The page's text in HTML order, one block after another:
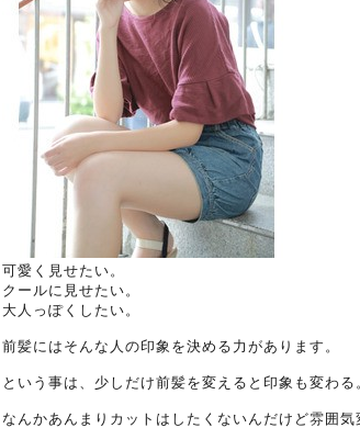
可愛く見せたい。
クールに見せたい。
大人っぽくしたい。
前髪にはそんな人の印象を決める力があります。
という事は、少しだけ前髪を変えると印象も変わる
なんかあんまりカットはしたくないんだけど雰囲気